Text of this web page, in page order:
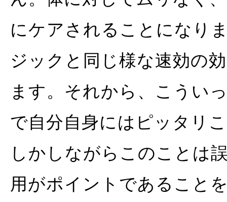
にケアされることになり
ジックと同じ様な速効の
ます。それから、こうい
で自分自身にはピッタリ
しかしながらこのことは
用がポイントであること